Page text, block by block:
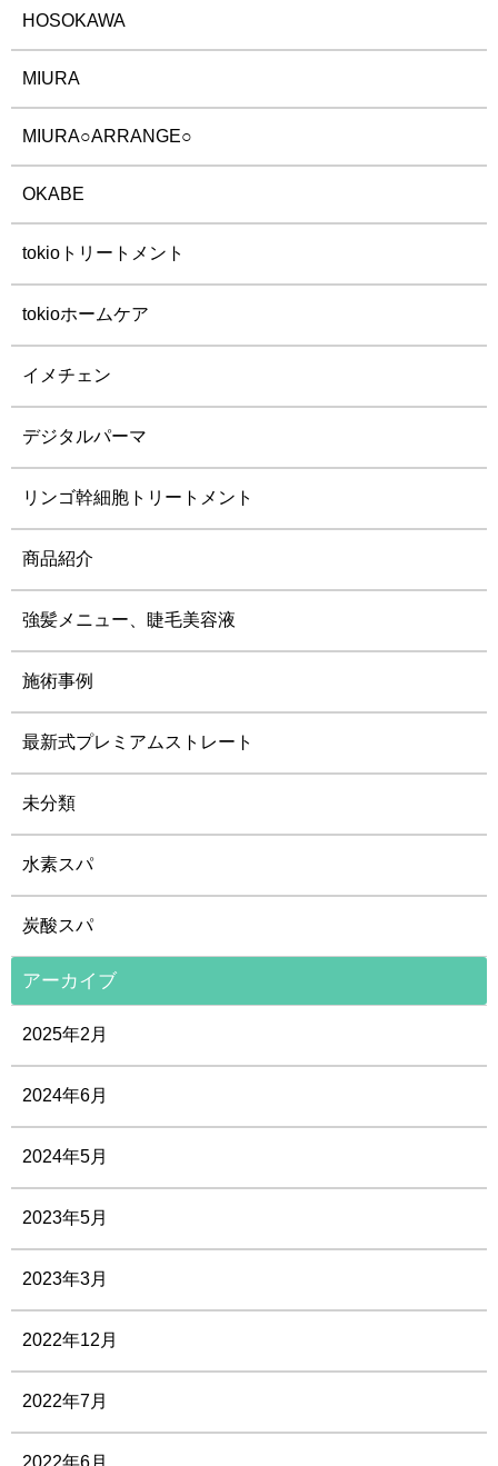
HOSOKAWA
MIURA
MIURA○ARRANGE○
OKABE
tokioトリートメント
tokioホームケア
イメチェン
デジタルパーマ
リンゴ幹細胞トリートメント
商品紹介
強髪メニュー、睫毛美容液
施術事例
最新式プレミアムストレート
未分類
水素スパ
炭酸スパ
アーカイブ
2025年2月
2024年6月
2024年5月
2023年5月
2023年3月
2022年12月
2022年7月
2022年6月